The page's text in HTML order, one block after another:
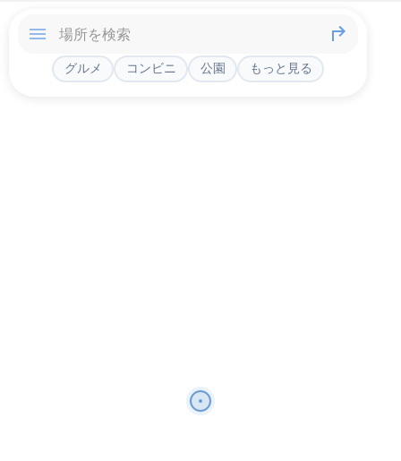
グルメ コンビニ 公園 もっと見る